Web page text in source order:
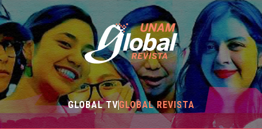
GLOBAL TVGLOBAL REVISTA